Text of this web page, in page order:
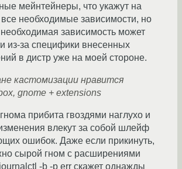
мейнтейнеры, что укажут на
все необходимые зависимости, но
необходимая зависимость может
из-за специфики внесенных
в дистр уже на моей стороне.
кастомизации нравится
gnome + extensions
прибита гвоздями наглухо и
влекут за собой шлейф
ошибок. Даже если прикинуть,
сырой гном с расширениями
-b -p err скажет однажды